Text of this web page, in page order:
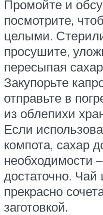
Промойте и
посмотрите,
целыми.
просушите,
пересыпая
Закупорьте
отправьте в
из облепихи
Если
компота, сахар
необходимости
достаточно. Чай
прекрасно
заготовкой.